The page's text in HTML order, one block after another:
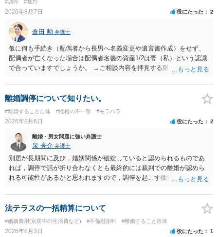
#調停 #裁判
2026年8月7日 役にたった 2
倉田 勲 弁護士
仮に何も手続き（配偶者から長男へ名義変更や遺言書作成）をせず、
配偶者が亡くなった場合は配偶者名義の資産1/2は妻（私）という認識
で合っていますでしょうか。 →ご相談内容を拝見する限りでは、その
完全に所有する場合は、他の相続人に対して自宅の評価額の１/２の代
償金の支払いが必要になります。
離婚調停について知りたい。
#離婚すること自体 #性格の不一致 #モラハラ
2026年8月6日 役にたった 2
離婚・男女問題に強い弁護士
泉 亮介 弁護士
別居が長期間に及び，婚姻関係が破綻していると認められるものであ
れば，調停で話が折り合わなくとも最終的には裁判での離婚が認めら
れる可能性があるかと思われますので，調停を起こす価値はあるよう
は調停が成立するということはないため，相手が合意するメリットを
だしてでも調停で終わらせるよう努めるのか，裁判離婚を見据えて調
停での離婚に固執しないかいずれかの対応は必要となるかと思われま
す。 お一人で対応するのは難しい側面もありますので弁護士を立てる
ことを検討されると良いかと思われます。
法テラスの一括精算について
#婚姻費用(別居中の生活費など) #不倫慰謝料 #離婚すること自体
2026年8月3日 役にたった 1